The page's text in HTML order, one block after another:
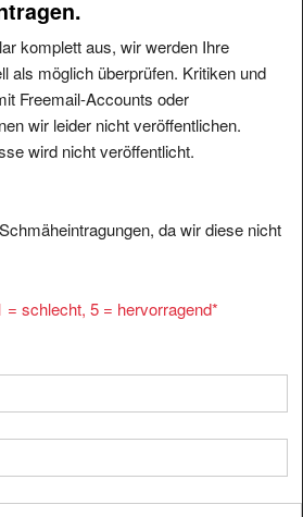
komplett aus, wir werden Ihre
als möglich überprüfen. Kritiken und
Freemail-Accounts oder
wir leider nicht veröffentlichen.
wird nicht veröffentlicht.
da wir diese nicht
= schlecht, 5 = hervorragend*